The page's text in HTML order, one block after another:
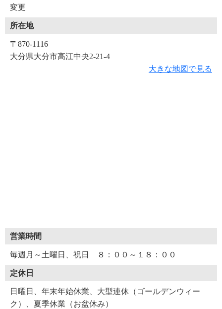
変更
所在地
〒870-1116
大分県大分市高江中央2-21-4
大きな地図で見る
営業時間
毎週月～土曜日、祝日 ８：００～１８：００
定休日
日曜日、年末年始休業、大型連休（ゴールデンウィー
ク）、夏季休業（お盆休み）